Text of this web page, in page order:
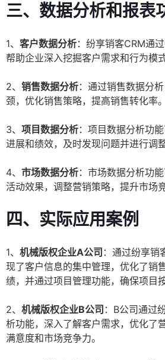
三、数据分析和报表
1、 客户数据分析：纷享销客CRM通
帮助企业深入挖掘客户需求和行为模
2、 销售数据分析：通过销售数据分
颈，优化销售策略，提高销售转化率。
3、 项目数据分析：项目数据分析功
进展和绩效，及时发现问题并进行调整
4、 市场数据分析：市场数据分析功
活动效果，调整营销策略，提升市场竞
四、实际应用案例
1、 机械版权企业A公司 ：通过纷享销
现了客户信息的集中管理，优化了销
绩，并通过项目管理功能，确保项目
2、 机械版权企业B公司 ：B公司通过
析功能，深入了解客户需求，优化了
满意度和市场竞争力。